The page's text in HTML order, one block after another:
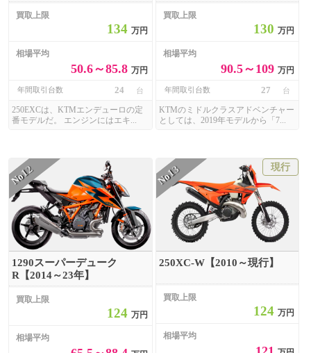
買取上限
134 万円
相場平均
50.6～85.8 万円
年間取引台数 24 台
250EXCは、KTMエンデューロの定
番モデルだ。 エンジンにはエキ...
買取上限
130万円
相場平均
90.5～109万円
年間取引台数 27 台
KTMのミドルクラスアドベンチャー
としては、2019年モデルから「7...
No12
1290スーパーデューク
R【2014～23年】
買取上限
124 万円
相場平均
No
13 現行
250XC-W【2010～現行】
買取上限
124万円
相場平均